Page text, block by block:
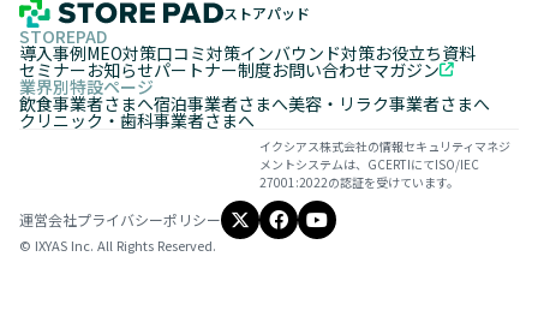
ストアパッド
STOREPAD
導入事例MEO対策口コミ対策インバウンド対策お役立ち資料
セミナーお知らせパートナー制度お問い合わせマガジン
業界別特設ページ
飲食事業者さまへ宿泊事業者さまへ美容・リラク事業者さまへ
クリニック・歯科事業者さまへ
運営会社プライバシーポリシー
© IXYAS Inc. All Rights Reserved.
イクシアス株式会社の情報セキュリティマネジ
メントシステムは、GCERTIにてISO/IEC
27001:2022の認証を受けています。